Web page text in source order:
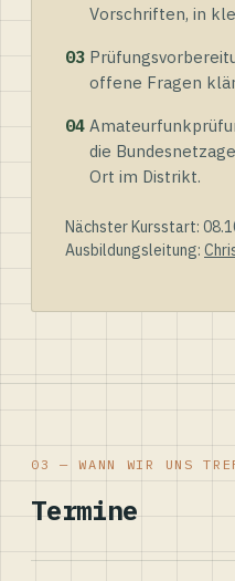
Vorschriften, in
03
offene Fragen
04
die
Ort im Distrikt.
Nächster Kursstart:
Ausbildungsleitung:
03 — WANN WIR UNS
Termine